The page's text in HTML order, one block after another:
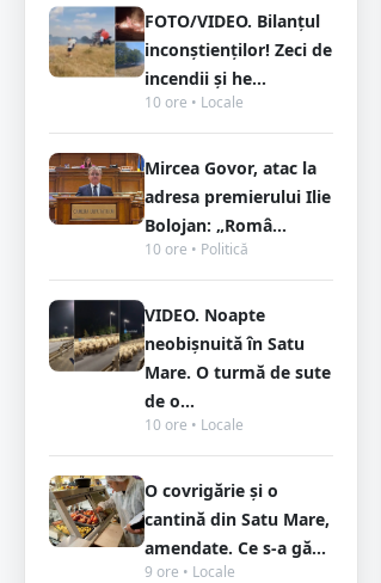
FOTO/VIDEO. Bilanțul
inconștienților! Zeci de
incendii și he...
10 ore • Locale
Mircea Govor, atac la
adresa premierului Ilie
Bolojan: „Româ...
10 ore • Politică
VIDEO. Noapte
neobișnuită în Satu
Mare. O turmă de sute
de o...
10 ore • Locale
O covrigărie și o
cantină din Satu Mare,
amendate. Ce s-a gă...
9 ore • Locale